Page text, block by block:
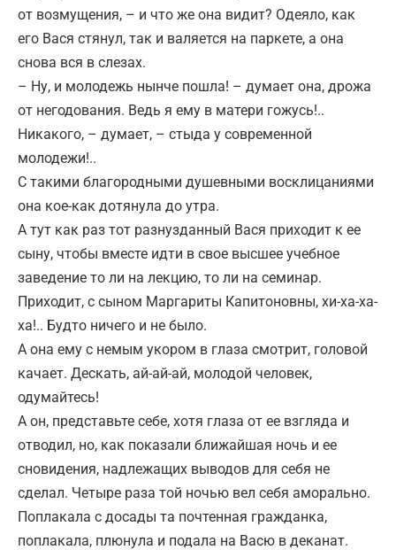
от возмущения, – и что же она видит? Одеяло, как
его Вася стянул, так и валяется на паркете, а она
снова вся в слезах.
– Ну, и молодежь нынче пошла! – думает она, дрожа
от негодования. Ведь я ему в матери гожусь!..
Никакого, – думает, – стыда у современной
молодежи!..
С такими благородными душевными восклицаниями
она кое-как дотянула до утра.
А тут как раз тот разнузданный Вася приходит к ее
сыну, чтобы вместе идти в свое высшее учебное
заведение то ли на лекцию, то ли на семинар.
Приходит, с сыном Маргариты Капитоновны, хи-ха-ха-
ха!.. Будто ничего и не было.
А она ему с немым укором в глаза смотрит, головой
качает. Дескать, ай-ай-ай, молодой человек,
одумайтесь!
А он, представьте себе, хотя глаза от ее взгляда и
отводил, но, как показали ближайшая ночь и ее
сновидения, надлежащих выводов для себя не
сделал. Четыре раза той ночью вел себя аморально.
Поплакала с досады та почтенная гражданка,
поплакала, плюнула и подала на Васю в деканат.